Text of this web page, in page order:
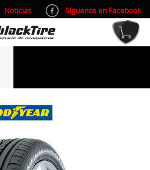
Noticias
Síguenos en Facebook
info@blacktire.es
Atención al cliente: L/V 9:00-14:00 y 15:00-19:00